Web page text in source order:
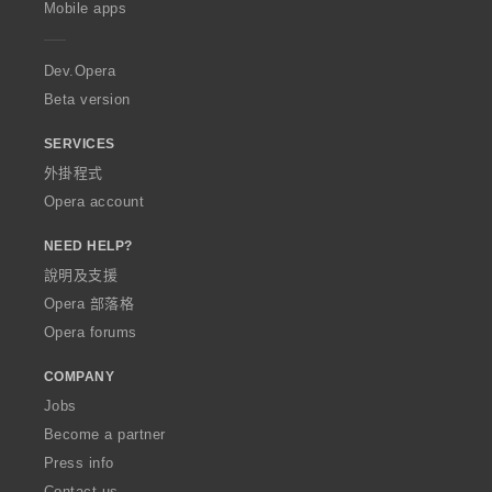
a
Mobile apps
Dev.Opera
Beta version
SERVICES
外掛程式
Opera account
NEED HELP?
說明及支援
Opera 部落格
Opera forums
COMPANY
Jobs
Become a partner
Press info